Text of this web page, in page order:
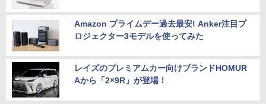
Amazon プライムデー過去最安! Anker注目プ
ロジェクター3モデルを使ってみた
レイズのプレミアムカー向けブランドHOMUR
Aから「2×9R」が登場！